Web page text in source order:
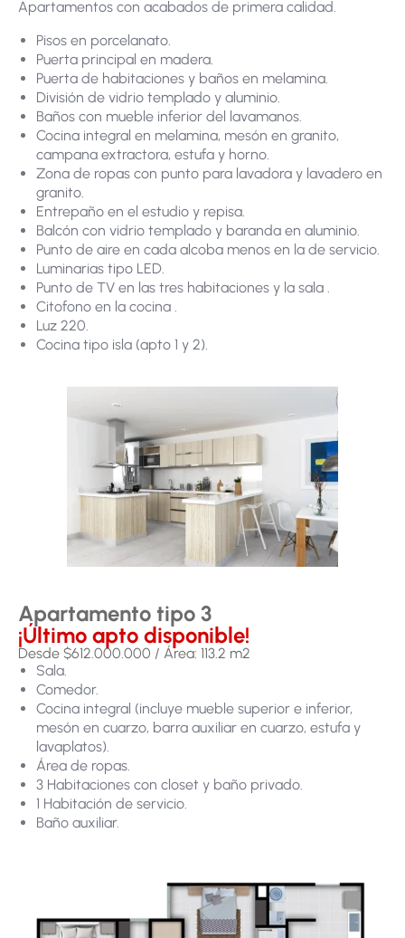
Apartamentos con acabados de primera calidad.
​​​Pisos en porcelanato.
Puerta principal en madera.
Puerta de habitaciones y baños en melamina.
División de vidrio templado y aluminio.
Baños con mueble inferior del lavamanos.
Cocina integral en melamina, mesón en granito,
campana extractora, estufa y horno.
Zona de ropas con punto para lavadora y lavadero en
granito.
Entrepaño en el estudio y repisa.
Balcón con vidrio templado y baranda en aluminio.
Punto de aire en cada alcoba menos en la de servicio.
Luminarias tipo LED.
Punto de TV en las tres habitaciones y la sala .
Citofono en la cocina .
Luz 220.
Cocina tipo isla (apto 1 y 2).
Apartamento tipo 3
¡Último apto disponible!
Desde $612.000.000 / Área: 113.2 m2
Sala.
Comedor.
Cocina integral (incluye mueble superior e inferior,
mesón en cuarzo, barra auxiliar en cuarzo, estufa y
lavaplatos).
Área de ropas.
3 Habitaciones con closet y baño privado.
1 Habitación de servicio.
Baño auxiliar.